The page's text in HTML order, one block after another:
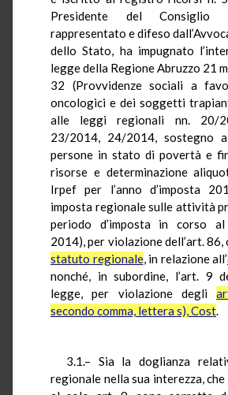
Presidente del Consiglio
rappresentato e difeso
dello Stato, ha impugnato
legge della Regione Abruzzo 21
32 (Provvidenze sociali a
oncologici e dei soggetti
alle leggi regionali nn. 20/
23/2014, 24/2014, sostegno
persone in stato di povertà e
risorse e determinazione
Irpef per l’anno d’imposta
imposta regionale sulle attività
periodo d’imposta in corso
2014), per violazione dell’art. 86,
statuto regionale, in relazione all’
nonché, in subordine, l’art. 9
legge, per violazione degli
secondo comma, lettera s), Cost.
3.1.– Sia la doglianza
regionale nella sua interezza,